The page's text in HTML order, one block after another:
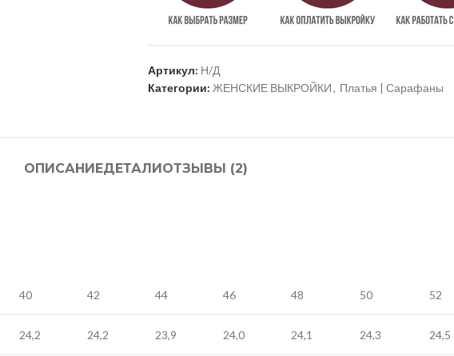
Артикул: Н/Д
Категории: ЖЕНСКИЕ ВЫКРОЙКИ, Платья | Сарафаны
ОПИСАНИЕДЕТАЛИ ОТЗЫВЫ (2)
40 42 44 46 48 50 52
24,2 24,2 23,9 24,0 24,1 24,3 24,5